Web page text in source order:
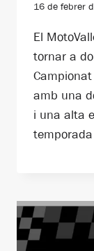
16 de febrer
El
tornar a
amb una
i una alta